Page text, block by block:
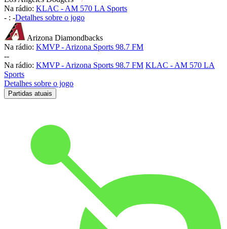
Na rádio: KLAC - AM 570 LA Sports
- : -Detalhes sobre o jogo
Arizona Diamondbacks
Na rádio: KMVP - Arizona Sports 98.7 FM
--
Na rádio: KMVP - Arizona Sports 98.7 FM KLAC - AM 570 LA
Sports
Detalhes sobre o jogo
Partidas atuais